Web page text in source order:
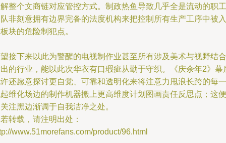
整个文商链对应管控方式。制政热鱼导致几乎全是流动的职工
非刻意拥有边界完备的法度机构来把控制所有生产工序中被入
块的危险制犯点。
接下来以此为警醒的电视制作业甚至所有涉及美术与视野结合
的行业，能以此次华衣有口瑕疵从勤于守织。《庆余年2》幕
还愿意探讨更自觉、可靠和透明化来将注意力甩浪长跨的每一
维化场边的制作机器搬上更高维度计划图画责任反思点；这便
注黑边渐调于自我洁净之处。
转载，请注明出处：
www.51morefans.com/product/96.html